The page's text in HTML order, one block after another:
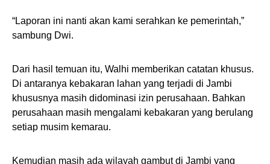
“Laporan ini nanti akan kami serahkan ke pemerintah,”
sambung Dwi.
Dari hasil temuan itu, Walhi memberikan catatan khusus.
Di antaranya kebakaran lahan yang terjadi di Jambi
khususnya masih didominasi izin perusahaan. Bahkan
perusahaan masih mengalami kebakaran yang berulang
setiap musim kemarau.
Kemudian masih ada wilayah gambut di Jambi yang